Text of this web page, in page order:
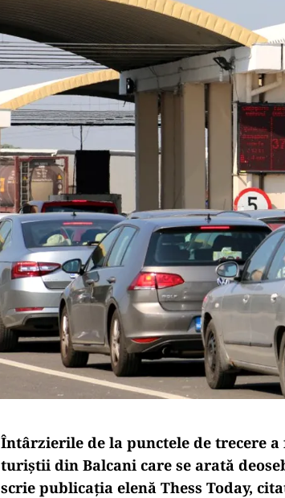
Întârzierile de la punctele de trecere
turiștii din Balcani care se arată
scrie publicația elenă Thess Today,